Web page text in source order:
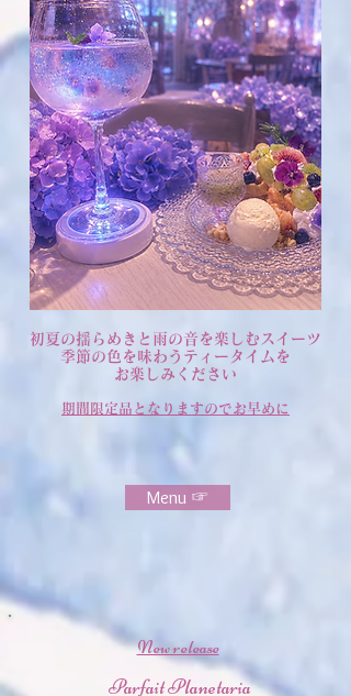
初夏の揺らめきと雨の音を楽しむスイーツ
季節の色を味わうティータイムを
​お楽しみください
期間限定品となりますのでお早めに​
Menu ☞
New release
Parfait Planetaria